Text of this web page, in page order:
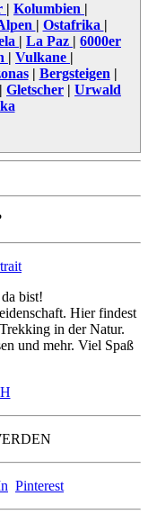
| Kolumbien |
| Ostafrika |
| La Paz | 6000er
| Vulkane |
| Bergsteigen |
| Gletscher | Urwald
bist!
Hier findest
in der Natur.
und mehr. Viel Spaß
Pinterest